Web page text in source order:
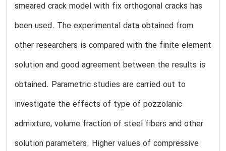
smeared crack model with fix orthogonal cracks has
been used. The experimental data obtained from
other researchers is compared with the finite element
solution and good agreement between the results is
obtained. Parametric studies are carried out to
investigate the effects of type of pozzolanic
admixture, volume fraction of steel fibers and other
solution parameters. Higher values of compressive